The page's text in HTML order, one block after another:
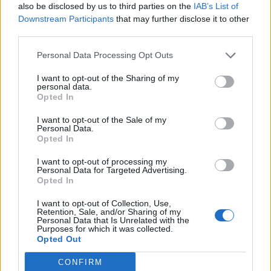
also be disclosed by us to third parties on the IAB’s List of
Downstream Participants that may further disclose it to other
Personal Data Processing Opt Outs
I want to opt-out of the Sharing of my
personal data.
Opted In
I want to opt-out of the Sale of my
Personal Data.
Opted In
I want to opt-out of processing my
Personal Data for Targeted Advertising.
Opted In
I want to opt-out of Collection, Use,
Retention, Sale, and/or Sharing of my
Personal Data that Is Unrelated with the
Purposes for which it was collected.
Opted Out
CONFIRM